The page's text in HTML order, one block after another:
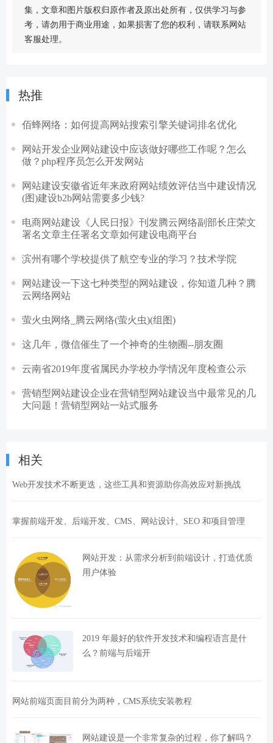
集，文章和图片版权归原作者及原出处所有，仅供学习与参
考，请勿用于商业用途，如果损害了您的权利，请联系网站
客服处理。
热推
佰蜂网络：如何提高网站搜索引擎关键词排名优化
网站开发企业网站建设中应该做好哪些工作呢？怎么
做？php程序员怎么开发网站
网站建设安徽省近年来政府网站绩效评估当中建设情况
(图)建设b2b网站需要多少钱?
电商网站建设《人民日报》刊发腾云网络副部长庄荣文
署名文章主任署名文章如何建设电商平台
滨州有哪个学校提供了航空专业的学习？技术学院
网站建设一下这七种类型的网站建设，你知道几种？腾
云网络网站
萤火虫网络_腾云网络(萤火虫)(组图)
这几年，微信催生了一个神奇的生物圈--朋友圈
云南省2019年度省属民办学校办学情况年度检查公示
营销型网站建设企业在营销型网站建设当中最常见的几
大问题！营销型网站一站式服务
相关
Web开发技术不断更迭，这些工具和资源助你高效应对新挑战
掌握前端开发、后端开发、CMS、网站设计、SEO 和项目管理
网站开发：从需求分析到前端设计，打造优质
用户体验
2019 年最好的软件开发技术和编程语言是什
么？前端与后端开
网站前端页面目前分为两种，CMS系统安装教程
网站建设是一个非常复杂的过程，你了解吗？